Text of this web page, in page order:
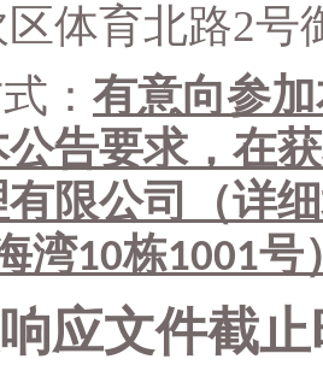
体育北路2号
： 有意向参
告要求，在
限公司（详
湾10栋1001号
应文件截